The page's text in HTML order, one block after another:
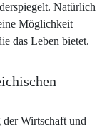
Natürlich
Möglichkeit
das Leben bietet.
Wirtschaft und